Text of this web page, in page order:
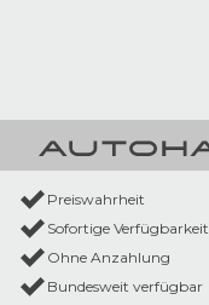
Preiswahrheit
Sofortige Verfügbarkeit
Ohne Anzahlung
Bundesweit verfügbar